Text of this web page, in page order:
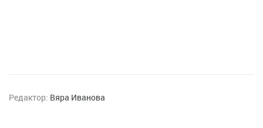
Редактор: Вяра Иванова